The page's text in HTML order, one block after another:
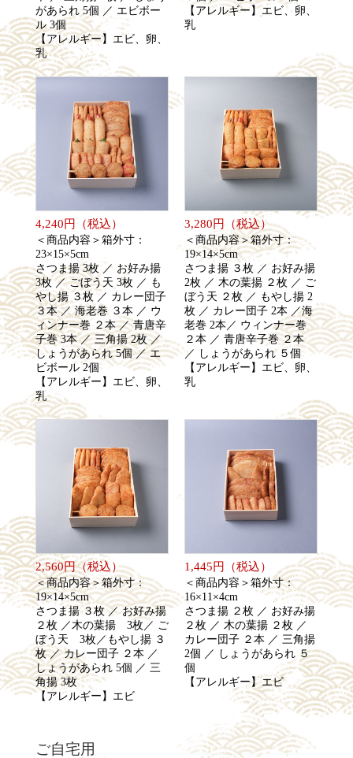
があられ 5個 ／ エビボー
ル 3個
【アレルギー】エビ、卵、
乳
【アレルギー】エビ、卵、
乳
4,240円（税込）
＜商品内容＞箱外寸：
23×15×5cm
さつま揚 3枚 ／ お好み揚
3枚 ／ ごぼう天 3枚 ／ も
やし揚 ３枚 ／ カレー団子
３本 ／ 海老巻 ３本 ／ ウ
ィンナー巻 ２本 ／ 青唐辛
子巻 3本 ／ 三角揚 2枚 ／
しょうがあられ 5個 ／ エ
ビボール 2個
【アレルギー】エビ、卵、
乳
3,280円（税込）
＜商品内容＞箱外寸：
19×14×5cm
さつま揚 ３枚 ／ お好み揚
2枚 ／ 木の葉揚 ２枚 ／ ご
ぼう天 ２枚 ／ もやし揚 2
枚 ／ カレー団子 2本 ／海
老巻 2本／ ウィンナー巻
２本 ／ 青唐辛子巻 ２本
／ しょうがあられ ５個
【アレルギー】エビ、卵、
乳
2,560円（税込）
＜商品内容＞箱外寸：
19×14×5cm
さつま揚 ３枚 ／ お好み揚
２枚 ／木の葉揚 3枚／ ご
ぼう天 3枚／もやし揚 ３
枚 ／ カレー団子 ２本 ／
しょうがあられ 5個 ／ 三
角揚 3枚
【アレルギー】エビ
1,445円（税込）
＜商品内容＞箱外寸：
16×11×4cm
さつま揚 ２枚 ／ お好み揚
２枚 ／ 木の葉揚 ２枚 ／
カレー団子 ２本 ／ 三角揚
2個 ／ しょうがあられ ５
個
【アレルギー】エビ
ご自宅用